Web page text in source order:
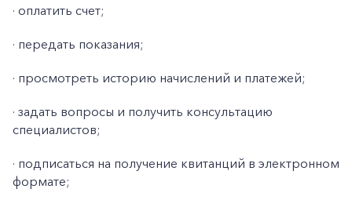
· оплатить счет;
· передать показания;
· просмотреть историю начислений и платежей;
· задать вопросы и получить консультацию
специалистов;
· подписаться на получение квитанций в электронном
формате;